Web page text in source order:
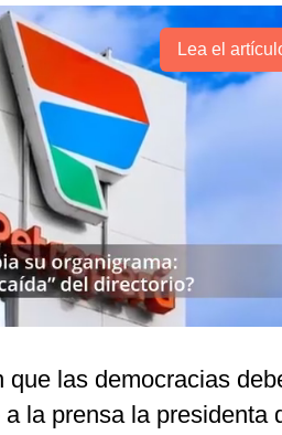
Lea el
que las democracias
la prensa la presidenta